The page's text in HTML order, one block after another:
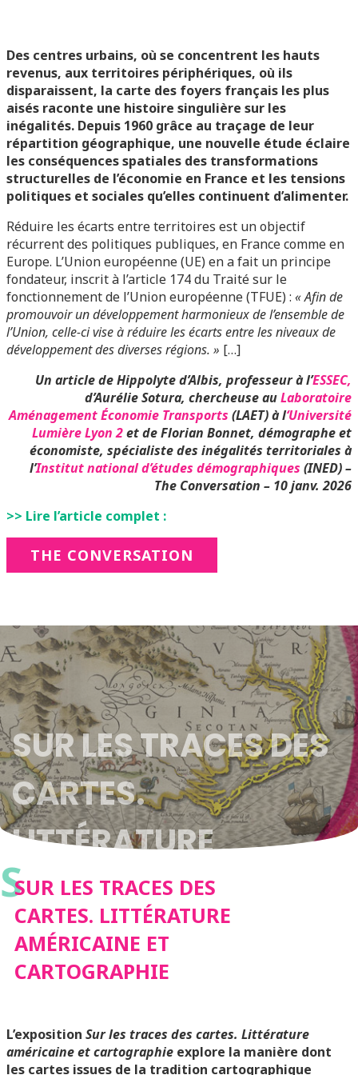
Des centres urbains, où se concentrent les hauts
revenus, aux territoires périphériques, où ils
disparaissent, la carte des foyers français les plus
aisés raconte une histoire singulière sur les
inégalités. Depuis 1960 grâce au traçage de leur
répartition géographique, une nouvelle étude éclaire
les conséquences spatiales des transformations
structurelles de l’économie en France et les tensions
politiques et sociales qu’elles continuent d’alimenter.
Réduire les écarts entre territoires est un objectif
récurrent des politiques publiques, en France comme en
Europe. L’Union européenne (UE) en a fait un principe
fondateur, inscrit à l’article 174 du Traité sur le
fonctionnement de l’Union européenne (TFUE) : « Afin de
promouvoir un développement harmonieux de l’ensemble de
l’Union, celle-ci vise à réduire les écarts entre les niveaux de
développement des diverses régions. » […]
Un article deHippolyte d’Albis, professeur à l’ESSEC,
d’Aurélie Sotura, chercheuse auLaboratoire
Aménagement Économie Transports (LAET) à l‘Université
Lumière Lyon 2et de Florian Bonnet, démographe et
économiste, spécialiste des inégalités territoriales à
l’Institut national d’études démographiques (INED) –
The Conversation – 10 janv. 2026
>> Lire l’article complet :
THE CONVERSATION
SUR LES TRACES DES
CARTES.
LITTÉRATURE
AMÉRICAINE ET
CARTOGRAPHIE
SSUR LES TRACES DES
CARTES. LITTÉRATURE
AMÉRICAINE ET
CARTOGRAPHIE
L’exposition Sur les traces des cartes. Littérature
américaine et cartographie explore la manière dont
les cartes issues de la tradition cartographique